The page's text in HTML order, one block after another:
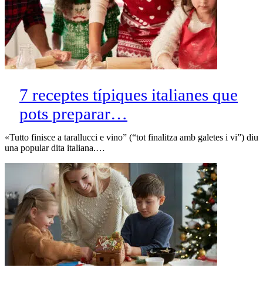
7 receptes típiques italianes que
pots preparar…
«Tutto finisce a tarallucci e vino” (“tot finalitza amb galetes i vi”) diu
una popular dita italiana.…